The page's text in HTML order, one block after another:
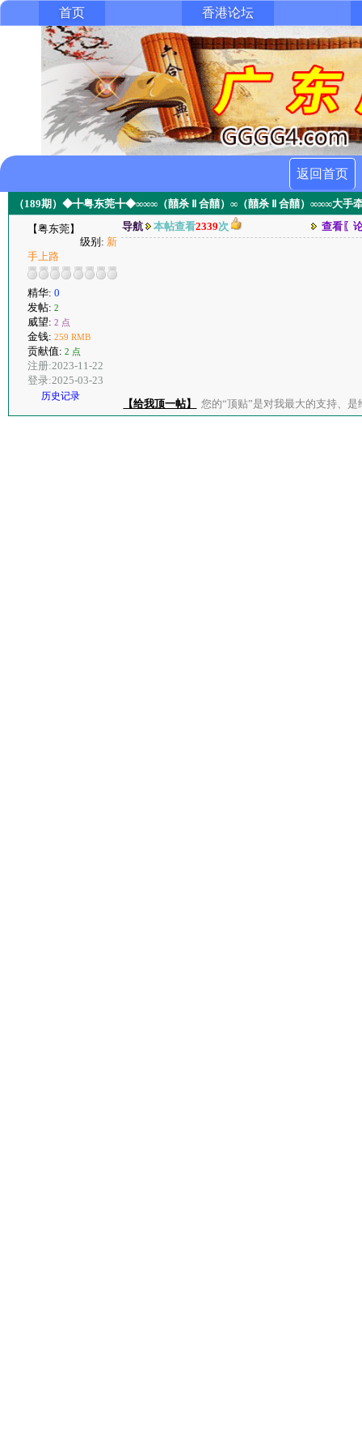
首页 香港论坛
返回首页
（189期）◆╋粤东莞╋◆∞∞∞（囍杀 Ⅱ 合囍）∞（囍杀 Ⅱ 合囍）∞∞∞大手
【粤东莞】
级别: 新
手上路
精华: 0
发帖: 2
威望: 2 点
金钱: 259 RMB
贡献值: 2 点
注册:2023-11-22
登录:2025-03-23
历史记录
导航 本帖查看2339次 查看〖
【给我顶一帖】 您的“顶贴”是对我最大的支持、